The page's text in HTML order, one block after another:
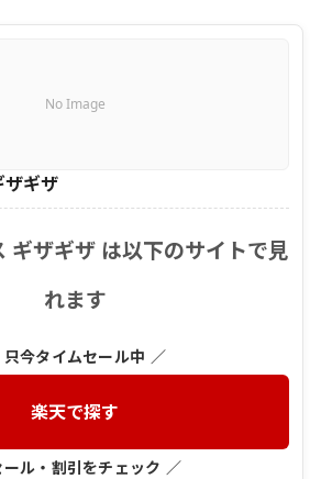
No Image
ザギザ
ギザギザ は以下のサイトで見
れます
只今タイムセール中 ／
楽天で探す
ル・割引をチェック ／